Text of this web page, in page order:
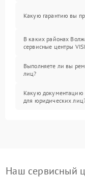
Какую гарантию вы
В каких районах
сервисные центры
Выполняете ли вы
лиц?
Какую документацию
для юридических
Наш сервисный